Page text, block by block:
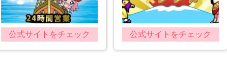
公式サイトをチェック 公式サイトをチェック